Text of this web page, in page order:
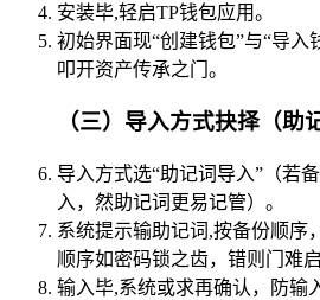
安装毕,轻启TP钱包应用。
初始界面现“创建钱包”与“导入
叩开资产传承之门。
（三）导入方式抉择（助
导入方式选“助记词导入”（若
入，然助记词更易记管）。
系统提示输助记词,按备份顺序
顺序如密码锁之齿，错则门难启
输入毕,系统或求再确认，防输